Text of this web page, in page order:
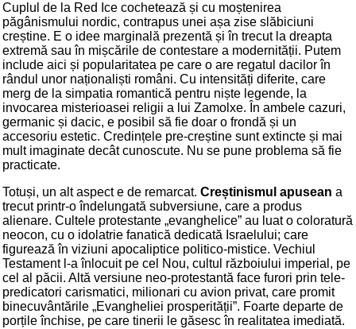
Cuplul de la Red Ice cochetează și cu moștenirea
păgânismului nordic, contrapus unei așa zise slăbiciuni
creștine. E o idee marginală prezentă și în trecut la dreapta
extremă sau în mișcările de contestare a modernității. Putem
include aici și popularitatea pe care o are regatul dacilor în
rândul unor naționaliști români. Cu intensități diferite, care
merg de la simpatia romantică pentru niște legende, la
invocarea misterioasei religii a lui Zamolxe. În ambele cazuri,
germanic și dacic, e posibil să fie doar o frondă și un
accesoriu estetic. Credințele pre-creștine sunt extincte și mai
mult imaginate decât cunoscute. Nu se pune problema să fie
practicate.
Totuși, un alt aspect e de remarcat. Creștinismul apusean a
trecut printr-o îndelungată subversiune, care a produs
alienare. Cultele protestante „evanghelice” au luat o coloratură
neocon, cu o idolatrie fanatică dedicată Israelului; care
figurează în viziuni apocaliptice politico-mistice. Vechiul
Testament l-a înlocuit pe cel Nou, cultul războiului imperial, pe
cel al păcii. Altă versiune neo-protestantă face furori prin tele-
predicatori carismatici, milionari cu avion privat, care promit
binecuvântările „Evangheliei prosperității”. Foarte departe de
porțile închise, pe care tinerii le găsesc în realitatea imediată.